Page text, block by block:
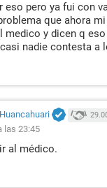
eso pero ya fui con
que ahora
medico y dicen q
nadie contesta a
las 23:45
al médico.